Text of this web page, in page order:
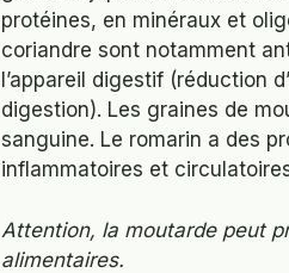
protéines, en minéraux et
coriandre sont notamment
l’appareil digestif (réduction
digestion). Les graines de
sanguine. Le romarin a des
inflammatoires et
Attention, la moutarde peut
alimentaires.